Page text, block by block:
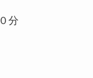
分